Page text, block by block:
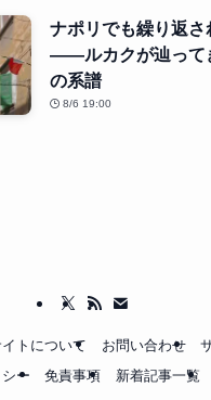
ナポリでも繰り返さ
――ルカクが辿って
の系譜
8/6 19:00
トについて お問い合わせ
ー
免責事項 新着記事一覧